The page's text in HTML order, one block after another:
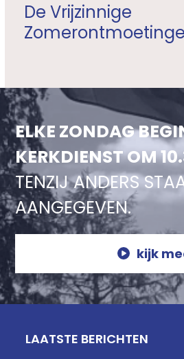
De Vrijzinnige
ELKE ZONDAG
KERKDIENST OM
TENZIJ ANDERS
AANGEGEVEN.
kijk
LAATSTE BERICHTEN